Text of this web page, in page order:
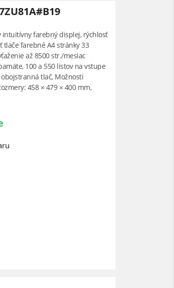
intuitívny farebný displej, rýchlosť
farebné A4 stránky 33
až 8500 str./mesiac
100 a 550 listov na vstupe
tlač, Možnosti
458 × 479 × 400 mm,